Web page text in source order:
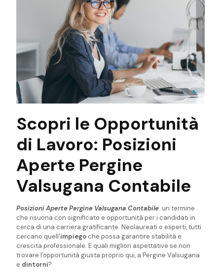
Scopri le Opportunità
di Lavoro: Posizioni
Aperte Pergine
Valsugana Contabile
Posizioni Aperte Pergine Valsugana Contabile: un termine
che risuona con significato e opportunità per i candidati in
cerca di una carriera gratificante. Neolaureati o esperti, tutti
cercano quell'impiego che possa garantire stabilità e
crescita professionale. E quali migliori aspettative se non
trovare l'opportunità giusta proprio qui, a Pergine Valsugana
e dintorni?